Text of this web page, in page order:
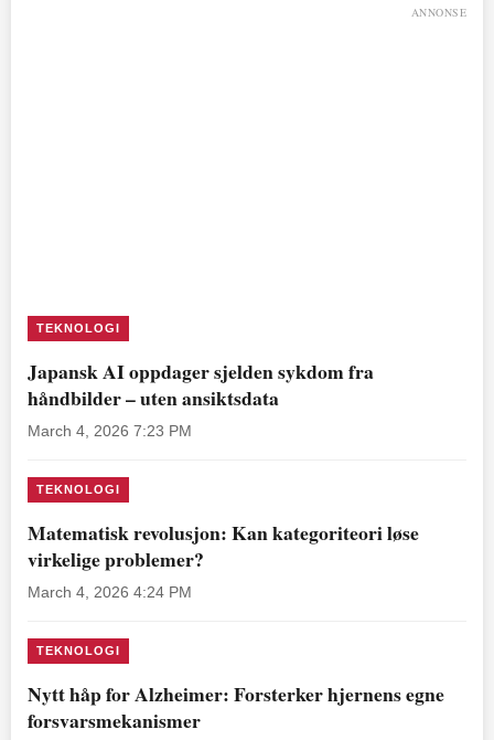
ANNONSE
TEKNOLOGI
Japansk AI oppdager sjelden sykdom fra
håndbilder – uten ansiktsdata
March 4, 2026 7:23 PM
TEKNOLOGI
Matematisk revolusjon: Kan kategoriteori løse
virkelige problemer?
March 4, 2026 4:24 PM
TEKNOLOGI
Nytt håp for Alzheimer: Forsterker hjernens egne
forsvarsmekanismer